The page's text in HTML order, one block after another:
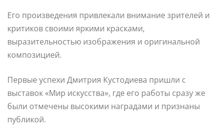
Его произведения привлекали внимание зрителей и
критиков своими яркими красками,
выразительностью изображения и оригинальной
композицией.
Первые успехи Дмитрия Кустодиева пришли с
выставок «Мир искусства», где его работы сразу же
были отмечены высокими наградами и признаны
публикой.